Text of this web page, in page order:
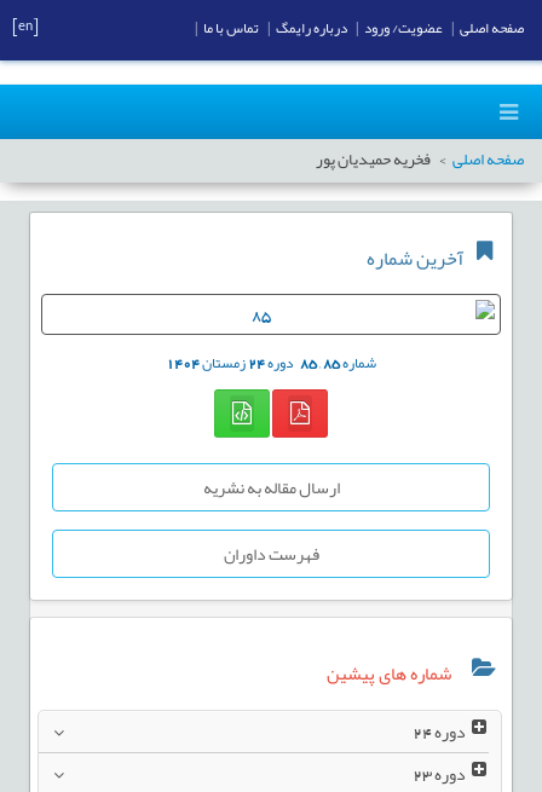
صفحه اصلی فخریه حمیدیان پور
آخرین شماره
شماره85
,
85 دوره24زمستان1404
ارسال مقاله به نشریه
فهرست داوران
شماره های پیشین
دوره24
دوره23
صفحه اصلی عضویت/ ورود درباره رایمگ تماس با ما